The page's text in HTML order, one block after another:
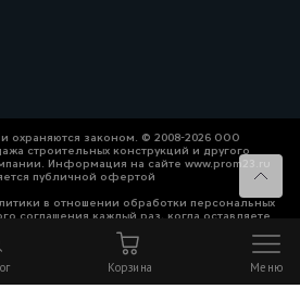
охраняются законом. © 2008-2026 ООО
строительных конструкций и другого
Информация на сайте www.prom23.ru
публичной офертой
в отношении обработки персональных
соглашения каждый раз, когда оставляете
обратной связи на сайте prom23.ru и его
конфиденциальности
Корзина Меню